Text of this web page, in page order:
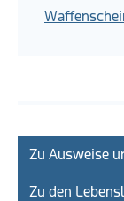
Zu Ausweise
Zu den